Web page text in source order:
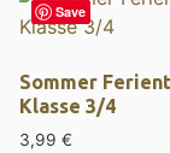
Save
Sommer
Klasse 3/4
3,99 €